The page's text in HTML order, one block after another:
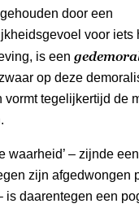
door een
voor iets
is een
op deze
vormt tegelijkertijd de
waarheid’ – zijnde
zijn afgedwongen
is daarentegen een